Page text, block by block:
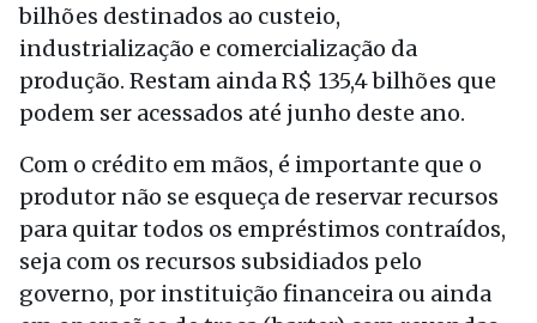
bilhões destinados ao custeio,
industrialização e comercialização da
produção. Restam ainda R$ 135,4 bilhões que
podem ser acessados até junho deste ano.
Com o crédito em mãos, é importante que o
produtor não se esqueça de reservar recursos
para quitar todos os empréstimos contraídos,
seja com os recursos subsidiados pelo
governo, por instituição financeira ou ainda